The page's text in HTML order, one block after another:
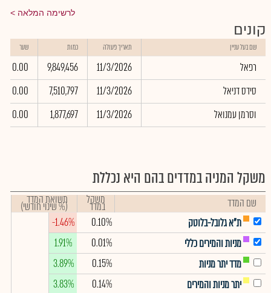
לרשימה המלאה
קונים
שם בעל עניין תאריך פעולה כמות שער
רפאל 11/3/2026
9,849,456
0.00
סידס דניאל
11/3/2026
7,510,797
0.00
וסרמן עמנואל
11/3/2026
1,877,697
0.00
משקל המניה במדדים בהם היא נכללת
שם המדד משקל
במדד תשואת המדד
(% שינוי חודשי)
ת"א גלובל-בלוטק
0.10%
-1.46%
מניות והמירים כללי
0.01%
1.91%
מדד יתר מניות
0.15%
3.89%
יתר מניות והמירים
0.14%
3.83%